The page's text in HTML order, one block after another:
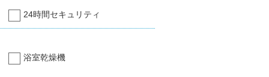
24時間セキュリティ
浴室乾燥機